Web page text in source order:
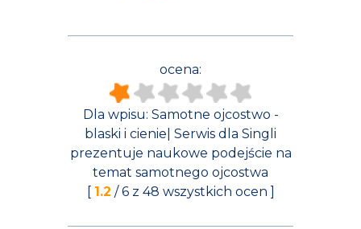
ocena:
Dla wpisu: Samotne ojcostwo -
blaski i cienie| Serwis dla Singli
prezentuje naukowe podejście na
temat samotnego ojcostwa
[ 1.2 /6z 48 wszystkich ocen ]